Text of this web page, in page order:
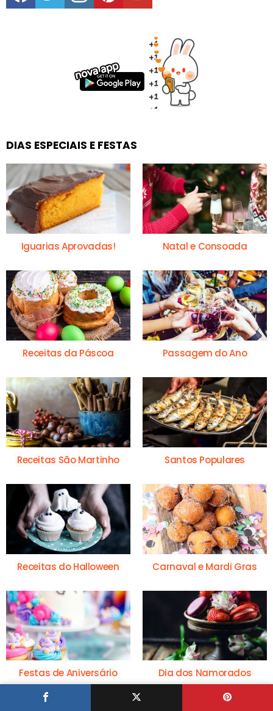
DIAS ESPECIAIS E FESTAS
Iguarias Aprovadas! Natal e Consoada
Receitas da Páscoa Passagem do Ano
Receitas São Martinho Santos Populares
Receitas do Halloween Carnaval e Mardi Gras
Festas de Aniversário Dia dos Namorados